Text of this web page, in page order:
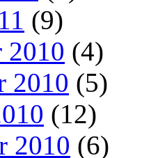
(9)
2010 (4)
2010 (5)
(12)
2010 (6)